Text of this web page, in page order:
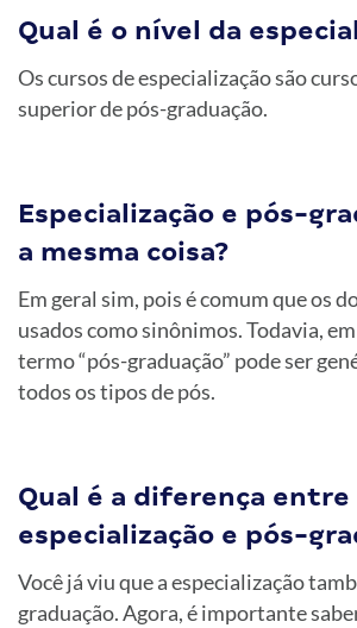
Qual é o nível da
Os cursos de especialização são
superior de pós-graduação.
Especialização e pós-
a mesma coisa?
Em geral sim, pois é comum que os
usados como sinônimos. Todavia,
termo “pós-graduação” pode ser
todos os tipos de pós.
Qual é a diferença entre
especialização e pós-
Você já viu que a especialização
graduação. Agora, é importante